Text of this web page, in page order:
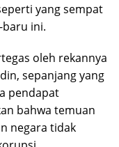
yang sempat
ini.
oleh rekannya
sepanjang yang
pendapat
bahwa temuan
negara tidak